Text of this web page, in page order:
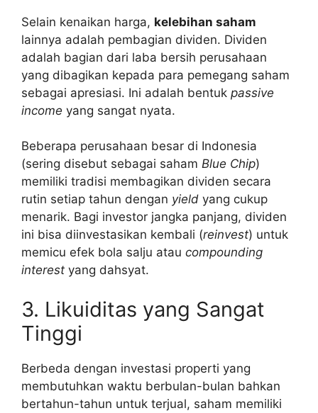
Selain kenaikan harga, kelebihan saham
lainnya adalah pembagian dividen. Dividen
adalah bagian dari laba bersih perusahaan
yang dibagikan kepada para pemegang saham
sebagai apresiasi. Ini adalah bentuk passive
income yang sangat nyata.
Beberapa perusahaan besar di Indonesia
(sering disebut sebagai saham Blue Chip)
memiliki tradisi membagikan dividen secara
rutin setiap tahun dengan yield yang cukup
menarik. Bagi investor jangka panjang, dividen
ini bisa diinvestasikan kembali (reinvest) untuk
memicu efek bola salju atau compounding
interest yang dahsyat.
3. Likuiditas yang Sangat
Tinggi
Berbeda dengan investasi properti yang
membutuhkan waktu berbulan-bulan bahkan
bertahun-tahun untuk terjual, saham memiliki